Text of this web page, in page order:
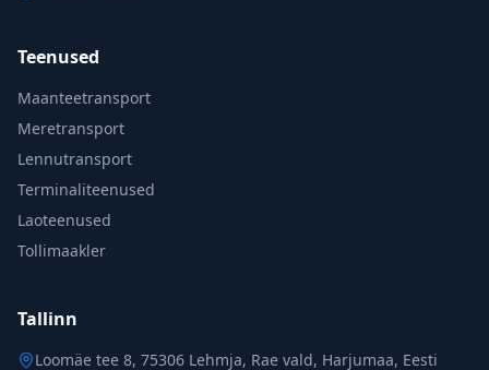
Teenused
Maanteetransport
Meretransport
Lennutransport
Terminaliteenused
Laoteenused
Tollimaakler
Tallinn
Loomäe tee 8, 75306 Lehmja, Rae vald, Harjumaa, Eesti